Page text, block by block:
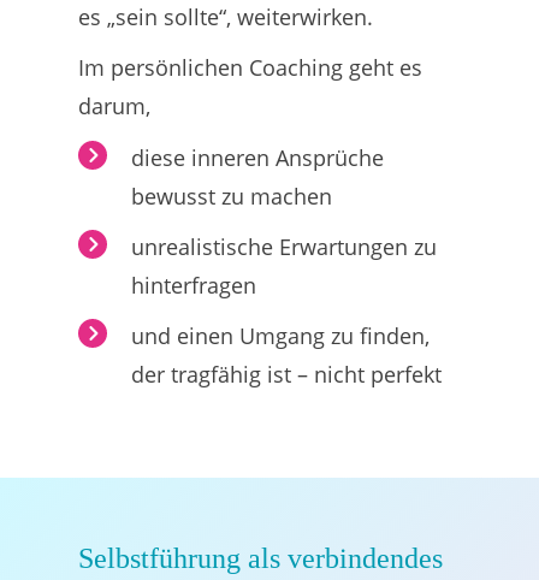
es „sein sollte“, weiterwirken.
Im persönlichen Coaching geht es
darum,
diese inneren Ansprüche
bewusst zu machen
unrealistische Erwartungen zu
hinterfragen
und einen Umgang zu finden,
der tragfähig ist – nicht perfekt
Selbstführung als verbindendes